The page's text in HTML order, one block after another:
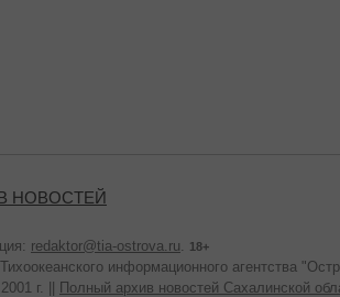
НОВОСТЕЙ
redaktor@tia-ostrova.ru 18+
информационного агентства
г. ||
Полный архив новостей Сахалинской